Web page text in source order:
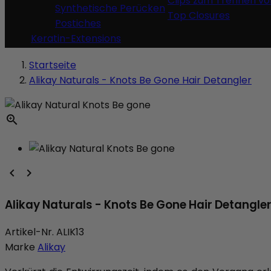
Synthetische Perücken
Postiches
Keratin-Extensions
Top Closures
Startseite
Alikay Naturals - Knots Be Gone Hair Detangler

 
Alikay Naturals - Knots Be Gone Hair Detangler
Artikel-Nr. ALIK13
Marke Alikay